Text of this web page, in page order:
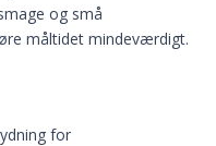
og små
måltidet mindeværdigt.
for